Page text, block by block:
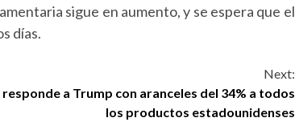
sigue en aumento, y se espera que el
días.
Next:
responde a Trump con aranceles del 34% a todos
los productos estadounidenses